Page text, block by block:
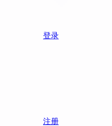
登录
注册